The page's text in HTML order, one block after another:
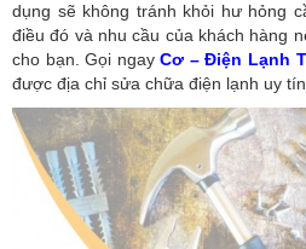
dụng sẽ không tránh khỏi hư hỏng
điều đó và nhu cầu của khách hàng
cho bạn. Gọi ngayCơ – Điện Lạnh
được địa chỉ sửa chữa điện lạnh uy